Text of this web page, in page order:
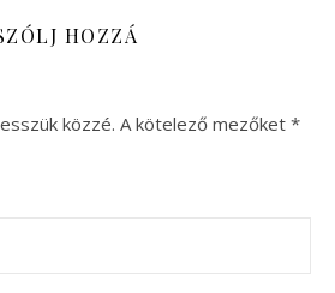
HOZZÁ
közzé. A kötelező mezőket *